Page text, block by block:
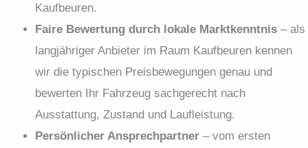
Kaufbeuren.
Faire Bewertung durch lokale Marktkenntnis – als
langjähriger Anbieter im Raum Kaufbeuren kennen
wir die typischen Preisbewegungen genau und
bewerten Ihr Fahrzeug sachgerecht nach
Ausstattung, Zustand und Laufleistung.
Persönlicher Ansprechpartner – vom ersten